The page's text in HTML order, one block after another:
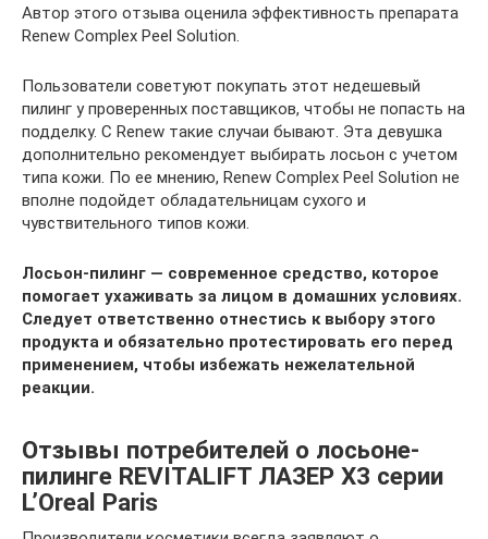
Автор этого отзыва оценила эффективность препарата
Renew Complex Peel Solution.
Пользователи советуют покупать этот недешевый
пилинг у проверенных поставщиков, чтобы не попасть на
подделку. С Renew такие случаи бывают. Эта девушка
дополнительно рекомендует выбирать лосьон с учетом
типа кожи. По ее мнению, Renew Complex Peel Solution не
вполне подойдет обладательницам сухого и
чувствительного типов кожи.
Лосьон-пилинг — современное средство, которое
помогает ухаживать за лицом в домашних условиях.
Следует ответственно отнестись к выбору этого
продукта и обязательно протестировать его перед
применением, чтобы избежать нежелательной
реакции.
Отзывы потребителей о лосьоне-
пилинге REVITALIFT ЛАЗЕР Х3 серии
L’Oreal Paris